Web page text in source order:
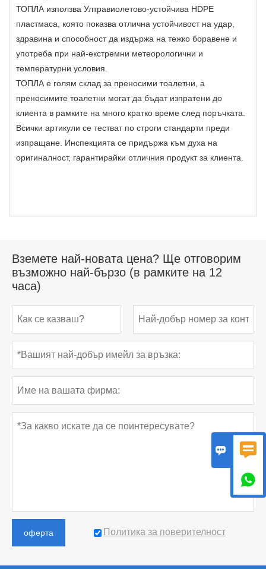
ТОПЛА използва Ултравиолетово-устойчива HDPE
пластмаса, която показва отлична устойчивост на удар,
здравина и способност да издържа на тежко боравене и
употреба при най-екстремни метеорологични и
температурни условия.
ТОПЛА е голям склад за преносими тоалетни, а
преносимите тоалетни могат да бъдат изпратени до
клиента в рамките на много кратко време след поръчката.
Всички артикули се тестват по строги стандарти преди
изпращане. Инспекцията се придържа към духа на
оригиналност, гарантирайки отличния продукт за клиента.
Вземете най-новата цена? Ще отговорим
възможно най-бързо (в рамките на 12
часа)
оферта Политика за поверителност
 
